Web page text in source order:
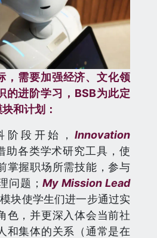
，需要加强经济、文化领
的进阶学习，BSB为此定
和计划：
阶段开始， Innovation
助各类学术研究工具，使
掌握职场所需技能，参与
问题； My Mission Lead
模块使学生们进一步通过实
色，并更深入体会当前社
和集体的关系（通常是在